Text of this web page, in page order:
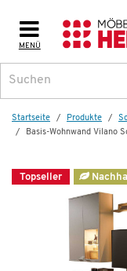
MENÜ
Startseite Produkte
Basis-Wohnwand Vilano
Topseller